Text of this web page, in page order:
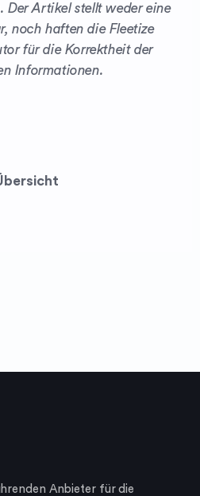
Der Artikel stellt weder eine
noch haften die Fleetize
für die Korrektheit der
Informationen.
Anbieter für die